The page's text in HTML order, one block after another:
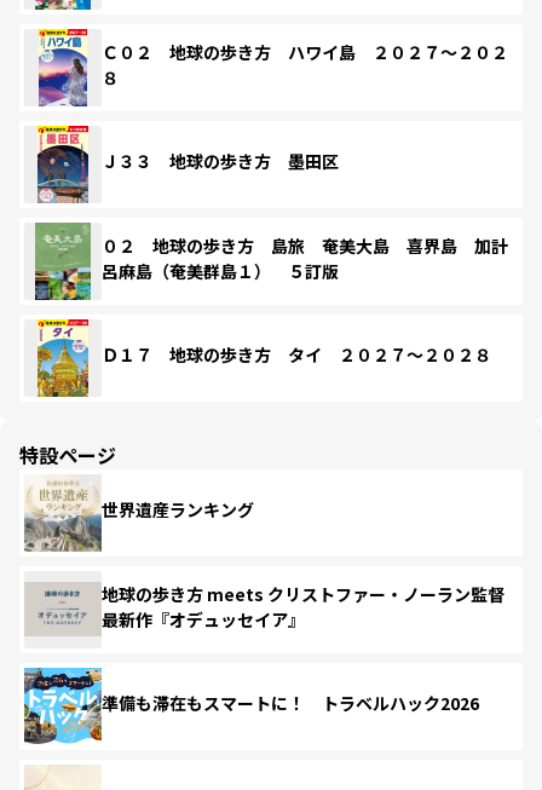
Ｃ０２ 地球の歩き方 ハワイ島 ２０２７～２０２
８
Ｊ３３ 地球の歩き方 墨田区
０２ 地球の歩き方 島旅 奄美大島 喜界島 加計
呂麻島（奄美群島１） ５訂版
Ｄ１７ 地球の歩き方 タイ ２０２７～２０２８
特設ページ
世界遺産ランキング
地球の歩き方 meets クリストファー・ノーラン監督
最新作『オデュッセイア』
準備も滞在もスマートに！ トラベルハック2026